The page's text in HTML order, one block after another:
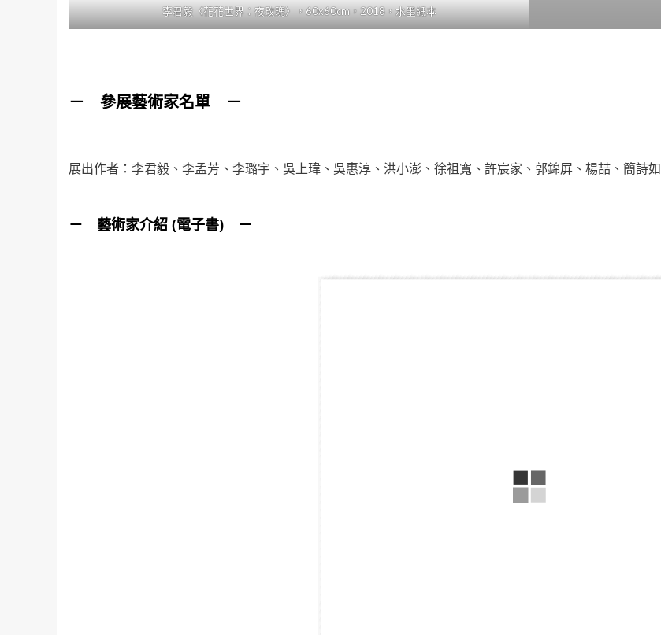
李君毅〈花花世界：夜玫瑰〉，60x60cm，2018，水墨紙本
－ 參展藝術家名單 －
展出作者：李君毅、李孟芳、李璐宇、吳上瑋、吳惠淳、洪小澎、徐祖寬、許宸家、郭錦屏、楊喆、簡詩如
－ 藝術家介紹 (電子書) －